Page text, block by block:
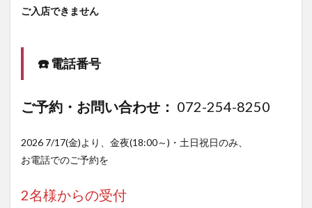
ご入店できません
☎️ 電話番号
ご予約・お問い合わせ： 072-254-8250
2026 7/17(金)より、金夜(18:00～)・土日祝日のみ、
お電話でのご予約を
2名様からの受付